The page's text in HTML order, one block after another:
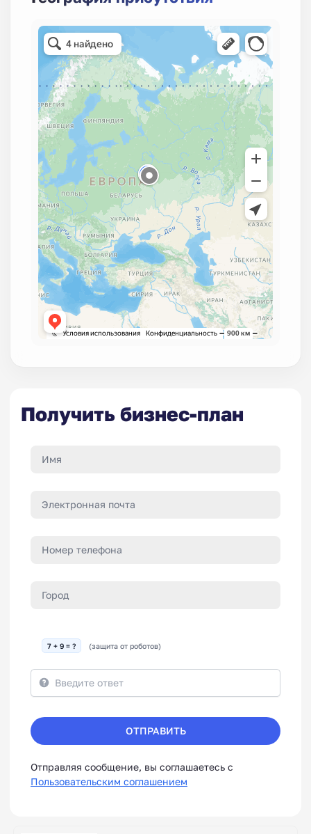
Получить бизнес-план
7 + 9 = ? (защита от роботов)
ОТПРАВИТЬ
Отправляя сообщение, вы соглашаетесь с
Пользовательским соглашением